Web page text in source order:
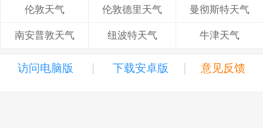
伦敦天气 伦敦德里天气 曼彻斯特天气
南安普敦天气 纽波特天气 牛津天气
访问电脑版 | 下载安卓版 | 意见反馈